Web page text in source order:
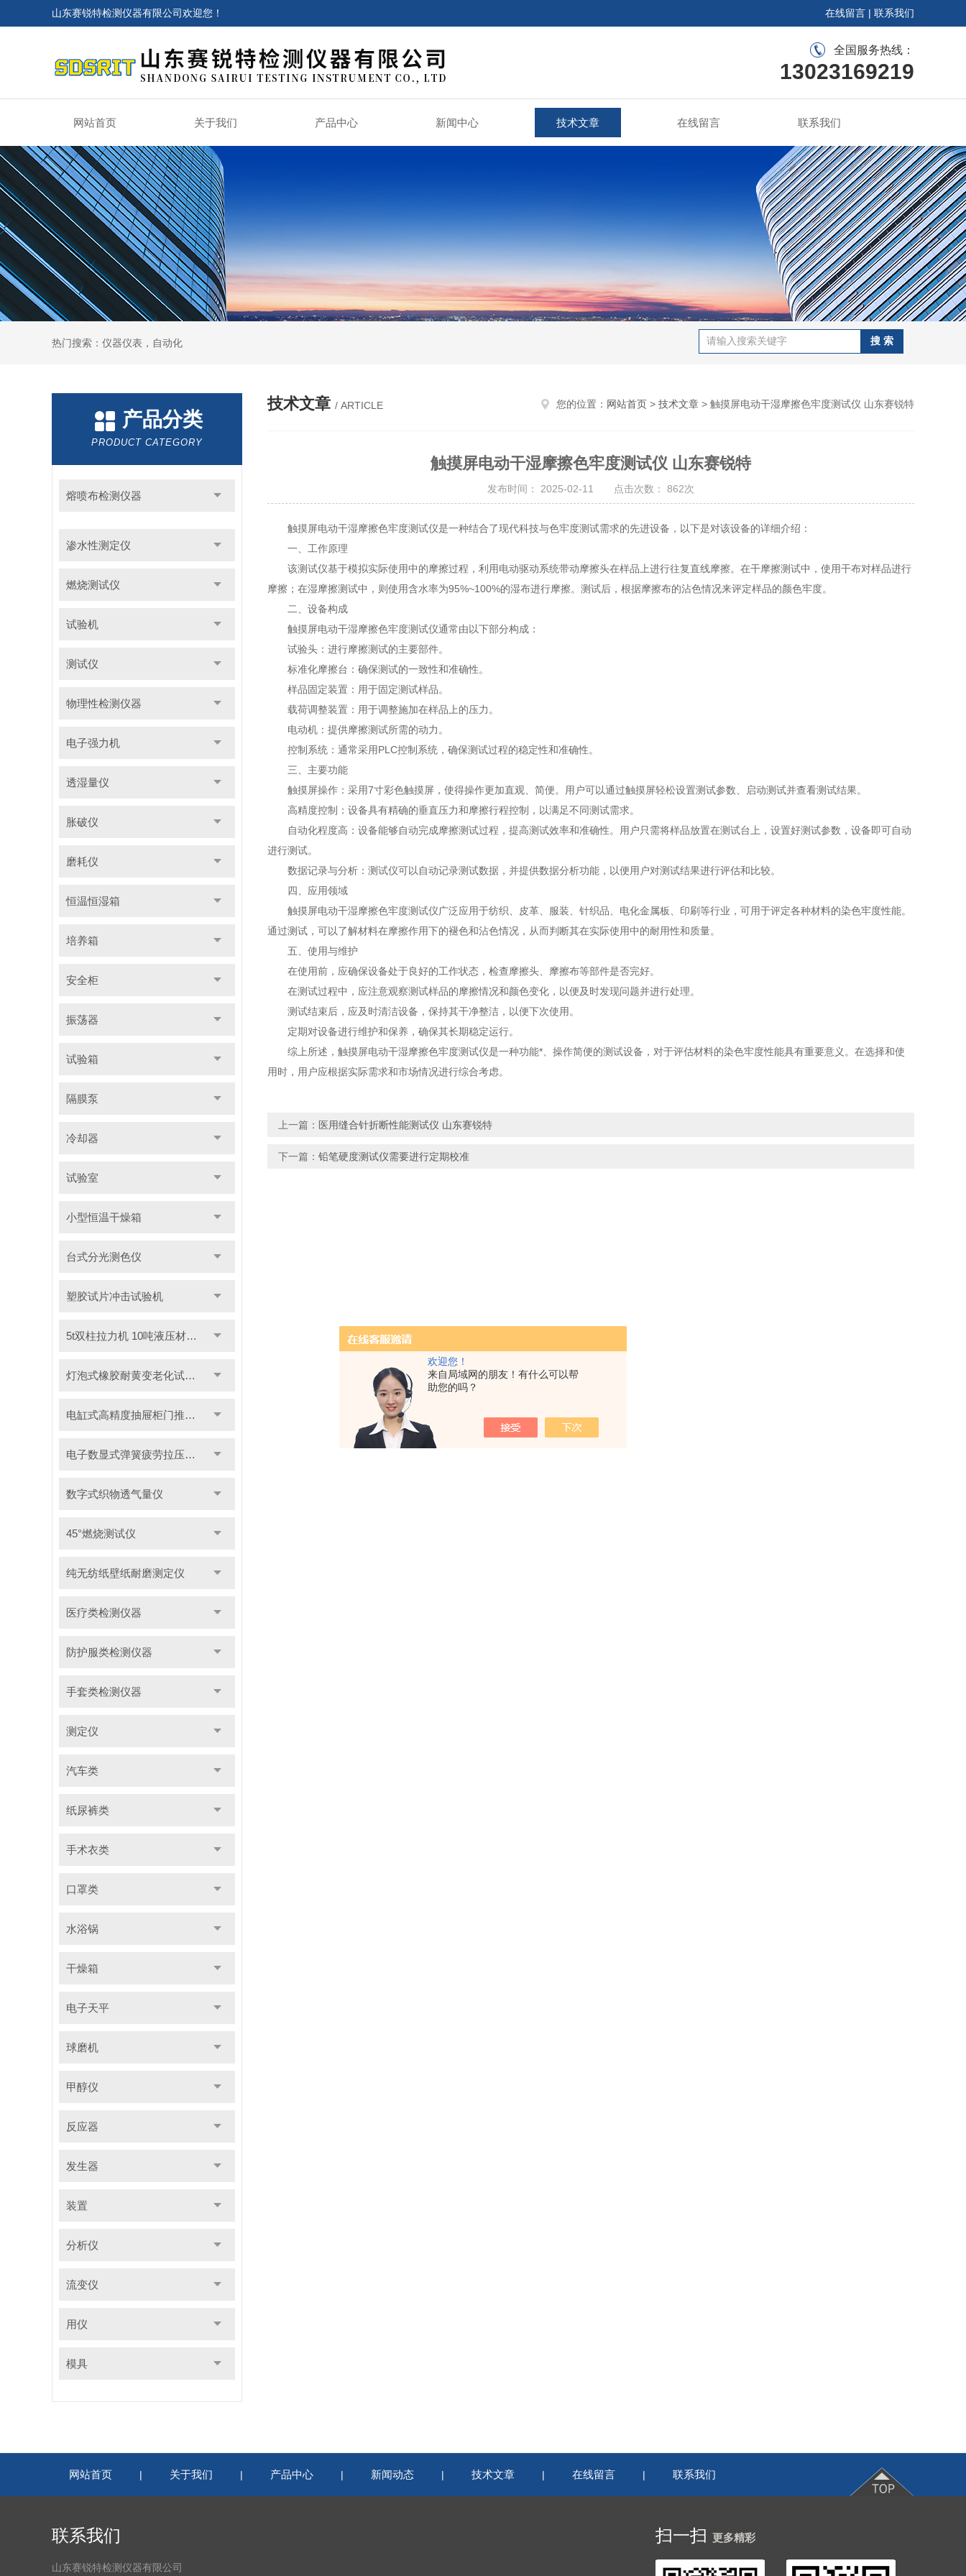
欢迎您！
来自局域网的朋友！有什么可以帮
助您的吗？
山东赛锐特检测仪器有限公司欢迎您！ 在线留言 | 联系我们
全国服务热线：
13023169219
网站首页 关于我们 产品中心 新闻中心 技术文章 在线留言 联系我们
热门搜索：仪器仪表，自动化
产品分类
PRODUCT CATEGORY
熔喷布检测仪器
渗水性测定仪
燃烧测试仪
试验机
测试仪
物理性检测仪器
电子强力机
透湿量仪
胀破仪
磨耗仪
恒温恒湿箱
培养箱
安全柜
振荡器
试验箱
隔膜泵
冷却器
试验室
小型恒温干燥箱
台式分光测色仪
塑胶试片冲击试验机
5t双柱拉力机 10吨液压材料拉力试验机
灯泡式橡胶耐黄变老化试验机
电缸式高精度抽屉柜门推拉试验机
电子数显式弹簧疲劳拉压试验机
数字式织物透气量仪
45°燃烧测试仪
纯无纺纸壁纸耐磨测定仪
医疗类检测仪器
防护服类检测仪器
手套类检测仪器
测定仪
汽车类
纸尿裤类
手术衣类
口罩类
水浴锅
干燥箱
电子天平
球磨机
甲醇仪
反应器
发生器
装置
分析仪
流变仪
用仪
模具
技术文章 / ARTICLE 您的位置： 网站首页 > 技术文章 > 触摸屏电动干湿摩擦色牢度测试仪 山东赛锐特
触摸屏电动干湿摩擦色牢度测试仪 山东赛锐特
发布时间： 2025-02-11 点击次数： 862次
触摸屏电动干湿摩擦色牢度测试仪是一种结合了现代科技与色牢度测试需求的先进设备，以下是对该设备的详细介绍：
一、工作原理
该测试仪基于模拟实际使用中的摩擦过程，利用电动驱动系统带动摩擦头在样品上进行往复直线摩擦。在干摩擦测试中，使用干布对样品进行
摩擦；在湿摩擦测试中，则使用含水率为95%~100%的湿布进行摩擦。测试后，根据摩擦布的沾色情况来评定样品的颜色牢度。
二、设备构成
触摸屏电动干湿摩擦色牢度测试仪通常由以下部分构成：
试验头：进行摩擦测试的主要部件。
标准化摩擦台：确保测试的一致性和准确性。
样品固定装置：用于固定测试样品。
载荷调整装置：用于调整施加在样品上的压力。
电动机：提供摩擦测试所需的动力。
控制系统：通常采用PLC控制系统，确保测试过程的稳定性和准确性。
三、主要功能
触摸屏操作：采用7寸彩色触摸屏，使得操作更加直观、简便。用户可以通过触摸屏轻松设置测试参数、启动测试并查看测试结果。
高精度控制：设备具有精确的垂直压力和摩擦行程控制，以满足不同测试需求。
自动化程度高：设备能够自动完成摩擦测试过程，提高测试效率和准确性。用户只需将样品放置在测试台上，设置好测试参数，设备即可自动
进行测试。
数据记录与分析：测试仪可以自动记录测试数据，并提供数据分析功能，以便用户对测试结果进行评估和比较。
四、应用领域
触摸屏电动干湿摩擦色牢度测试仪广泛应用于纺织、皮革、服装、针织品、电化金属板、印刷等行业，可用于评定各种材料的染色牢度性能。
通过测试，可以了解材料在摩擦作用下的褪色和沾色情况，从而判断其在实际使用中的耐用性和质量。
五、使用与维护
在使用前，应确保设备处于良好的工作状态，检查摩擦头、摩擦布等部件是否完好。
在测试过程中，应注意观察测试样品的摩擦情况和颜色变化，以便及时发现问题并进行处理。
测试结束后，应及时清洁设备，保持其干净整洁，以便下次使用。
定期对设备进行维护和保养，确保其长期稳定运行。
综上所述，触摸屏电动干湿摩擦色牢度测试仪是一种功能*、操作简便的测试设备，对于评估材料的染色牢度性能具有重要意义。在选择和使
用时，用户应根据实际需求和市场情况进行综合考虑。
上一篇： 医用缝合针折断性能测试仪 山东赛锐特
下一篇： 铅笔硬度测试仪需要进行定期校准
网站首页 | 关于我们 | 产品中心 | 新闻动态 | 技术文章 | 在线留言 | 联系我们
联系我们
山东赛锐特检测仪器有限公司
扫一扫 更多精彩